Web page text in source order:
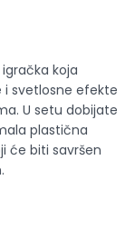
koja
i svetlosne efekte
U setu dobijate
plastična
će biti savršen